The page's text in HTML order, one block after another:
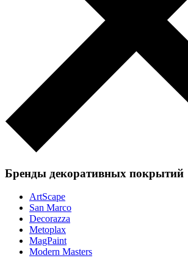
Бренды декоративных покрытий
ArtScape
San Marco
Decorazza
Metoplax
MagPaint
Modern Masters